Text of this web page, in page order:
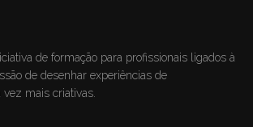
de formação para profissionais ligados à
de desenhar experiências de
mais criativas.